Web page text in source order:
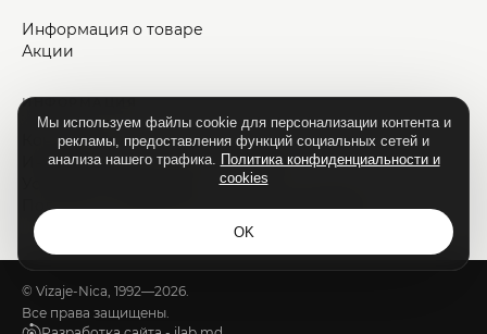
Информация о товаре
Акции
ИНФОРМАЦИЯ
Контакты
Информация для потребителей
Политика конфиденциальности и cookies
© Vizaje-Nica, 1992—2026.
Все права защищены.
Мы используем файлы cookie для персонализации контента и
рекламы, предоставления функций социальных сетей и
анализа нашего трафика. Политика конфиденциальности и
cookies
OK